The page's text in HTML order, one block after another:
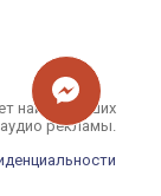
найти лучших
рекламы.